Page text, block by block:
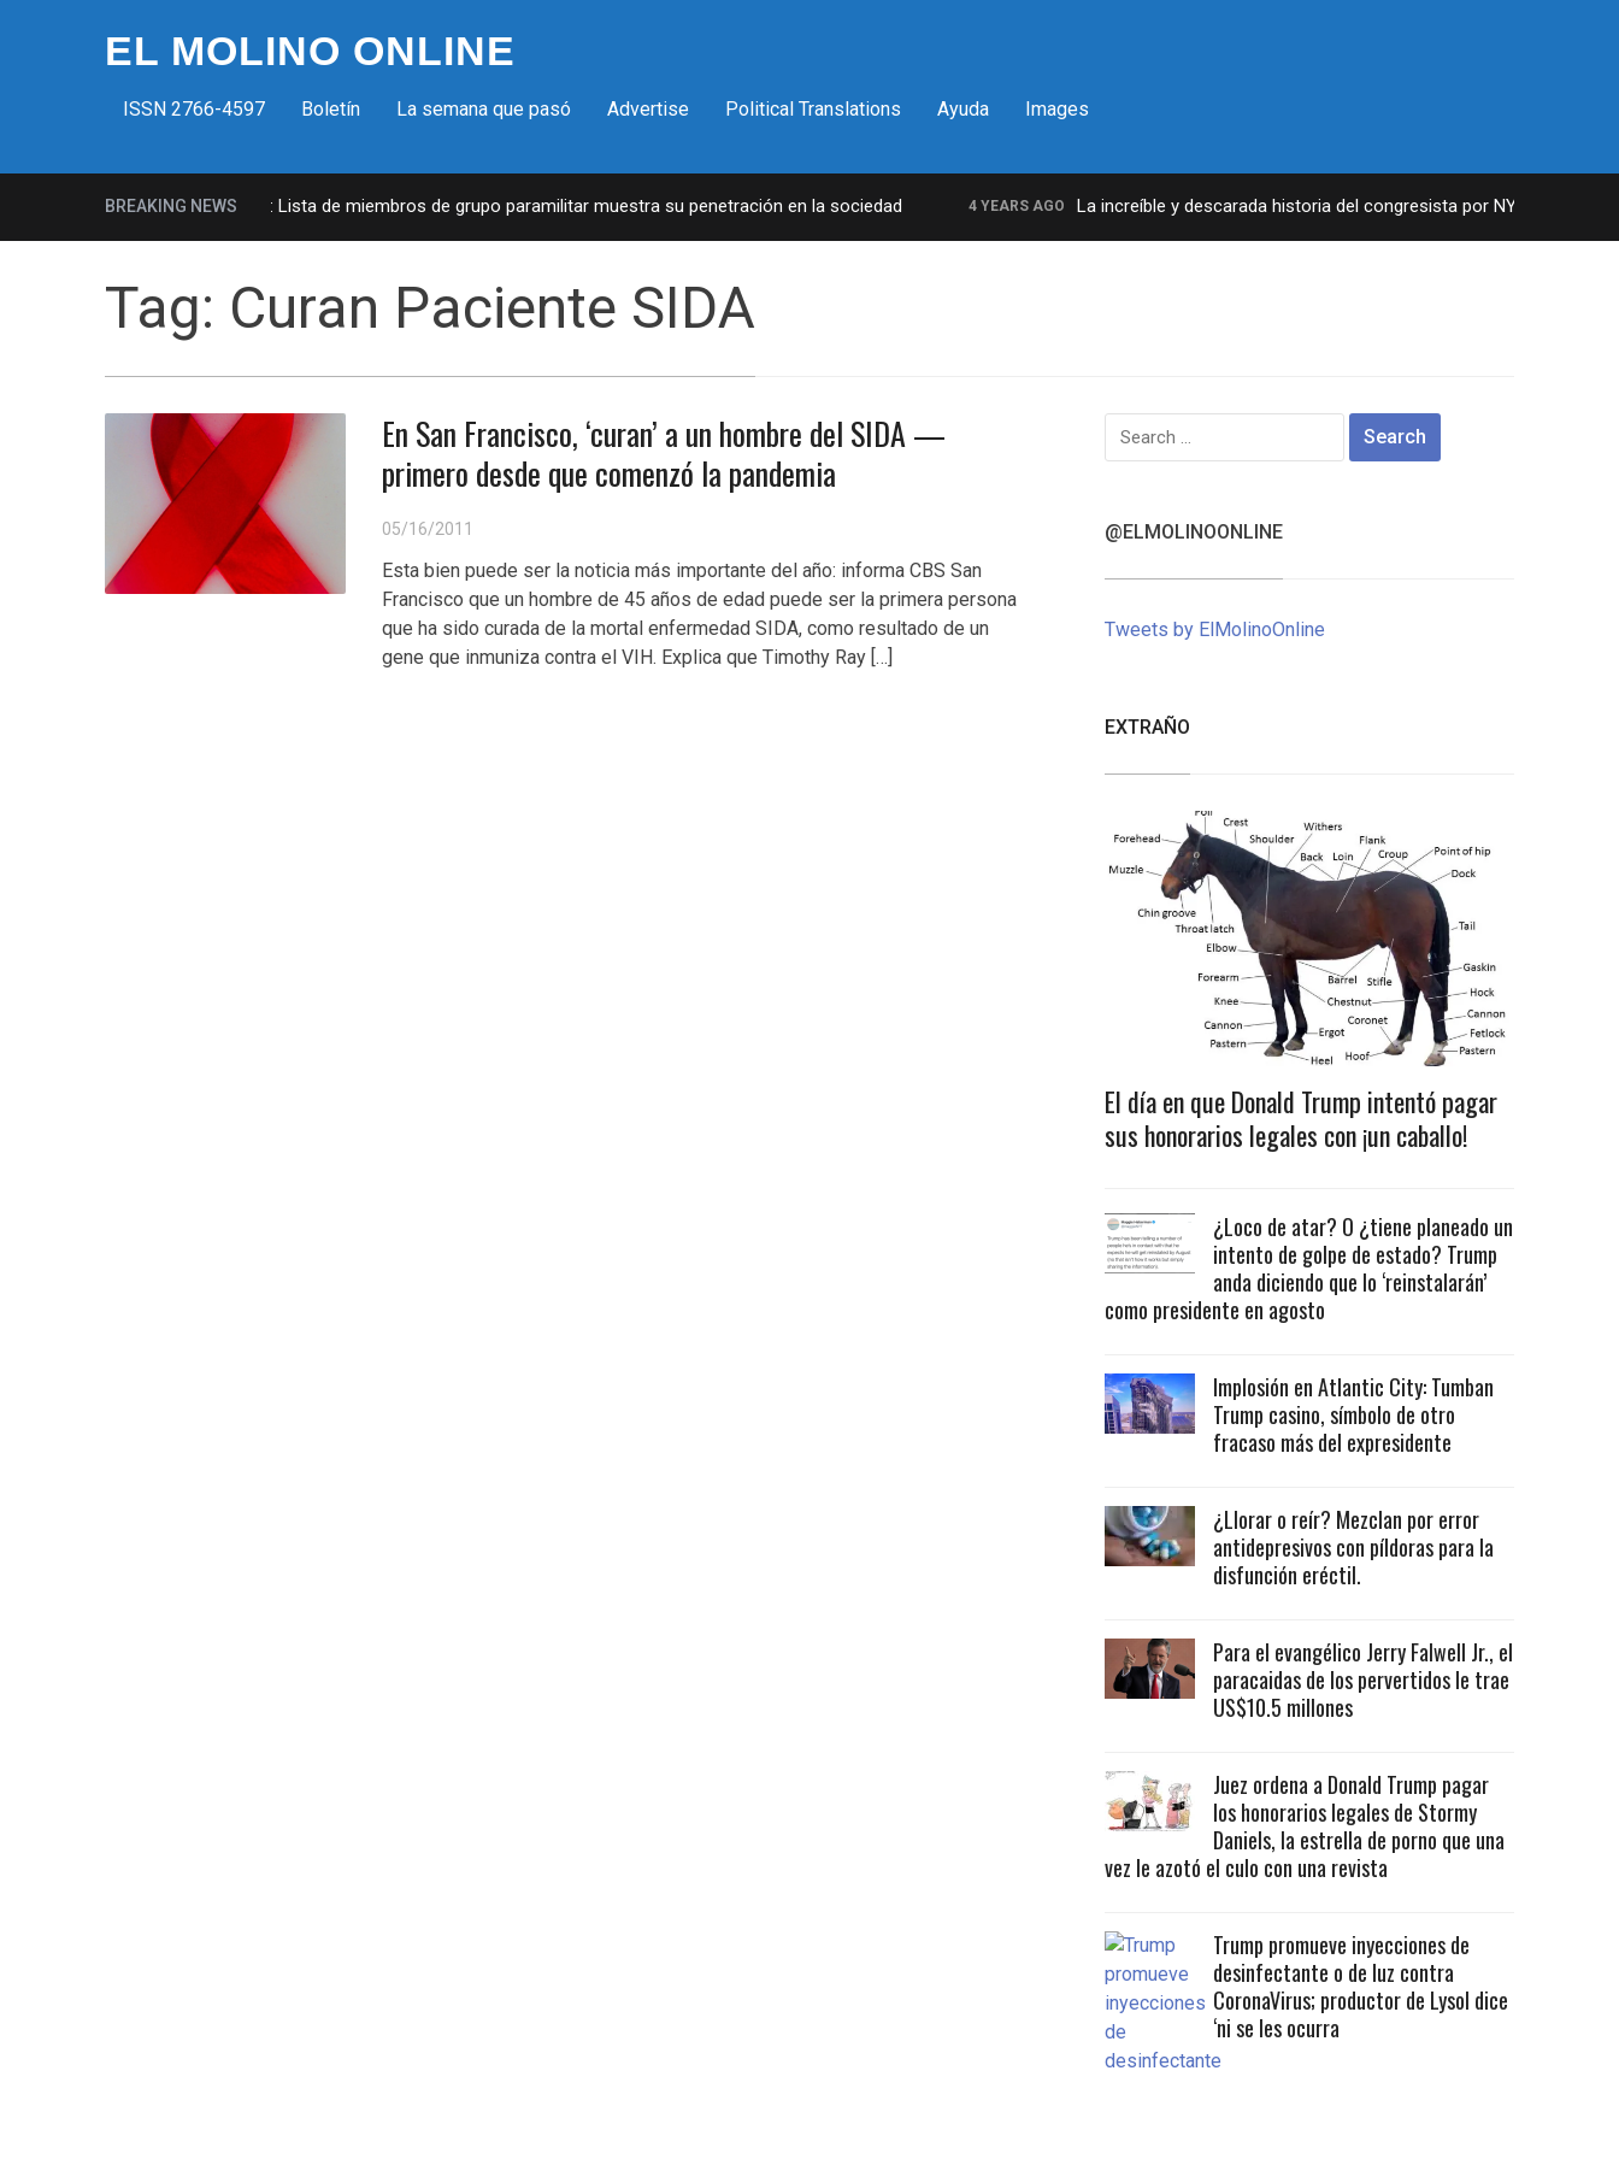
EL MOLINO ONLINE
ISSN 2766-4597 Boletín La semana que pasó Advertise Political Translations Ayuda Images
BREAKING NEWS
Milicias fascistas en EUA: Lista de miembros de grupo paramilitar muestra su penetración en la sociedad 4 YEARS AGO La increíble y descarada historia del congresista por NY George Santos
Tag: Curan Paciente SIDA
En San Francisco, ‘curan’ a un hombre del SIDA —
primero desde que comenzó la pandemia
05/16/2011
Esta bien puede ser la noticia más importante del año: informa CBS San
Francisco que un hombre de 45 años de edad puede ser la primera persona
que ha sido curada de la mortal enfermedad SIDA, como resultado de un
gene que inmuniza contra el VIH. Explica que Timothy Ray […]
Search
for:
@ELMOLINOONLINE
Tweets by ElMolinoOnline
EXTRAÑO
El día en que Donald Trump intentó pagar
sus honorarios legales con ¡un caballo!
¿Loco de atar? O ¿tiene planeado un
intento de golpe de estado? Trump
anda diciendo que lo ‘reinstalarán’
como presidente en agosto
Implosión en Atlantic City: Tumban
Trump casino, símbolo de otro
fracaso más del expresidente
¿Llorar o reír? Mezclan por error
antidepresivos con píldoras para la
disfunción eréctil.
Para el evangélico Jerry Falwell Jr., el
paracaidas de los pervertidos le trae
US$10.5 millones
Juez ordena a Donald Trump pagar
los honorarios legales de Stormy
Daniels, la estrella de porno que una
vez le azotó el culo con una revista
Trump promueve inyecciones de
desinfectante o de luz contra
CoronaVirus; productor de Lysol dice
‘ni se les ocurra